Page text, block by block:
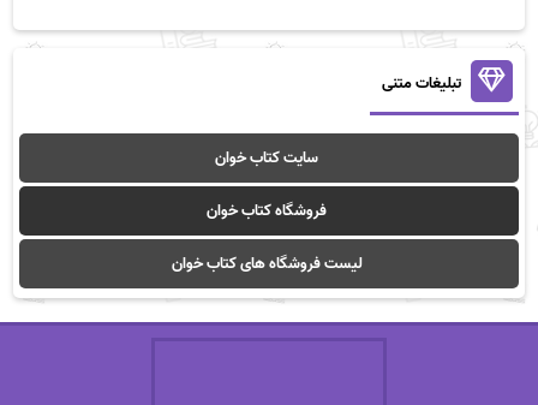
تبلیغات متنی
سایت کتاب خوان
فروشگاه کتاب خوان
لیست فروشگاه های کتاب خوان